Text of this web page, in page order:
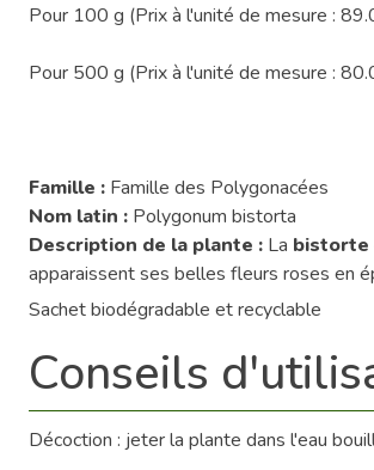
Pour 100 g (Prix à l'unité de mesure :
Pour 500 g (Prix à l'unité de mesure :
Famille : Famille des Polygonacées
Nom latin : Polygonum bistorta
Description de la plante : La bistorte
apparaissent ses belles fleurs roses en
Sachet biodégradable et recyclable
Conseils
Décoction : jeter la plante dans l'eau